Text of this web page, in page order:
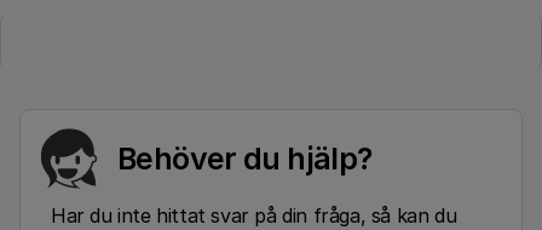
Behöver du hjälp?
Har du inte hittat svar på din fråga, så kan du